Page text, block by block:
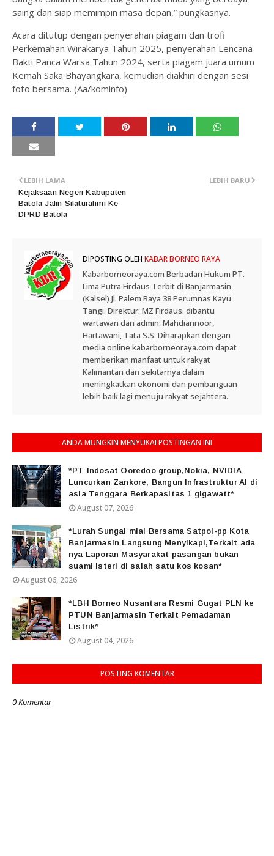
saing dan siap memimpin masa depan,” pungkasnya.
Acara ditutup dengan penyerahan piagam dan trofi
Perkemahan Wirakarya Tahun 2025, penyerahan Lencana
Bakti Panca Warsa Tahun 2024, serta piagam juara umum
Kemah Saka Bhayangkara, kemudian diakhiri dengan sesi
foto bersama. (Aa/kominfo)
LEBIH BARU
LEBIH LAMA
Kejaksaan Negeri Kabupaten
Batola Jalin Silaturahmi Ke
DPRD Batola
DIPOSTING OLEH KABAR BORNEO RAYA
Kabarborneoraya.com Berbadan Hukum PT.
Lima Putra Firdaus Terbit di Banjarmasin
(Kalsel) Jl. Palem Raya 38 Perumnas Kayu
Tangi. Direktur: MZ Firdaus. dibantu
wartawan dan admin: Mahdiannoor,
Hartawani, Tata S.S. Diharapkan dengan
media online kabarborneoraya.com dapat
memberikan manfaat untuk rakyat
Kalimantan dan sekitarnya dalam
meningkatkan ekonomi dan pembanguan
lebih baik lagi menuju rakyat sejahtera.
ANDA MUNGKIN MENYUKAI POSTINGAN INI
*PT Indosat Ooredoo group,Nokia, NVIDIA
Luncurkan Zankore, Bangun Infrastruktur AI di
asia Tenggara Berkapasitas 1 gigawatt*
August 07, 2026
*Lurah Sungai miai Bersama Satpol-pp Kota
Banjarmasin Langsung Menyikapi,Terkait ada
nya Laporan Masyarakat pasangan bukan
suami isteri di salah satu kos kosan*
August 06, 2026
*LBH Borneo Nusantara Resmi Gugat PLN ke
PTUN Banjarmasin Terkait Pemadaman
Listrik*
August 04, 2026
POSTING KOMENTAR
0 Komentar